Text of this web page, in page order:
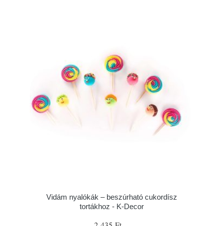
Vidám nyalókák – beszúrható cukordísz
tortákhoz - K-Decor